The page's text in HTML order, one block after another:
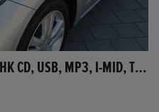
HONDA JAZZ 1.4 ELEGANCE, AHK CD, USB, MP3, I-MID, TEMPOMAT, AUX-IN